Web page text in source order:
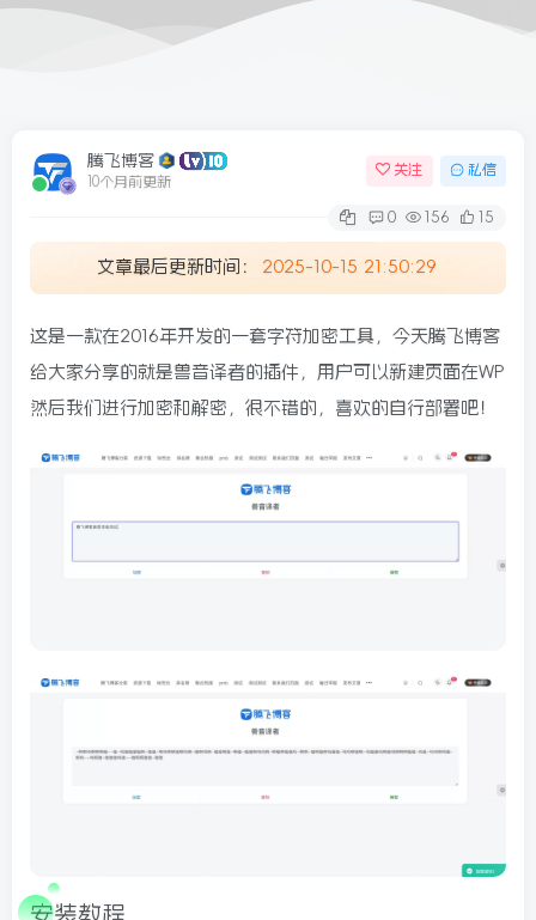
腾飞博客
10个月前更新
关注 私信
0 156 15
文章最后更新时间： 2025-10-15 21:50:29
这是一款在2016年开发的一套字符加密工具，今天腾飞博客
给大家分享的就是兽音译者的插件，用户可以新建页面在WP
然后我们进行加密和解密，很不错的，喜欢的自行部署吧！
安装教程